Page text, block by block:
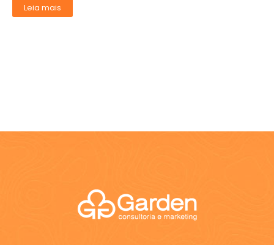
Leia mais